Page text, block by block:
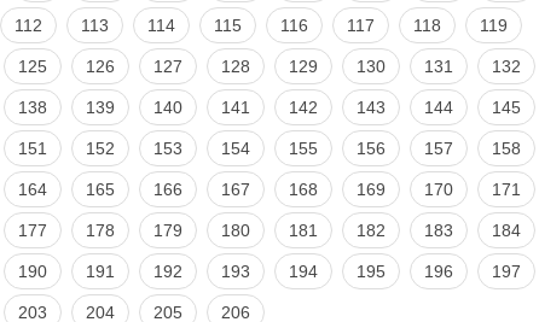
112 113 114 115 116 117 118 119
125 126 127 128 129 130 131 132
138 139 140 141 142 143 144 145
151 152 153 154 155 156 157 158
164 165 166 167 168 169 170 171
177 178 179 180 181 182 183 184
190 191 192 193 194 195 196 197
203 204 205 206